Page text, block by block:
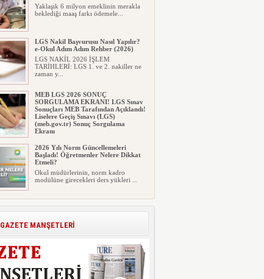
Yaklaşık 6 milyon emeklinin merakla
beklediği maaş farkı ödemele...
LGS Nakil Başvurusu Nasıl Yapılır?
e-Okul Adım Adım Rehber (2026)
LGS NAKİL 2026 İŞLEM
TARİHLERİ: LGS 1. ve 2. nakiller ne
zaman y...
MEB LGS 2026 SONUÇ
SORGULAMA EKRANI! LGS Sınav
Sonuçları MEB Tarafından Açıklandı!
Liselere Geçiş Sınavı (LGS)
(meb.gov.tr) Sonuç Sorgulama
Ekranı
Milyonlarca öğrenci için ...
2026 Yılı Norm Güncellemeleri
Başladı! Öğretmenler Nelere Dikkat
Etmeli?
Okul müdürlerinin, norm kadro
modülüne girecekleri ders yükleri ...
Polis Akademisi İç Güvenlik
Fakültesine 350 Öğrenci Alınacak
Güvenlik Fakültesi'ne 2026 yıl...
E-Devlet Unutulan Para Sorgulaması
Başladı: Unuttuğunuz Paralar
Ortaya Çıkabilir, Mirasçıları da
İlgilendiriyor
GAZETE MANŞETLERİ